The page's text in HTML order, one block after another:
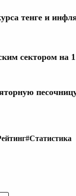
тенге и
сектором на
#Статистика